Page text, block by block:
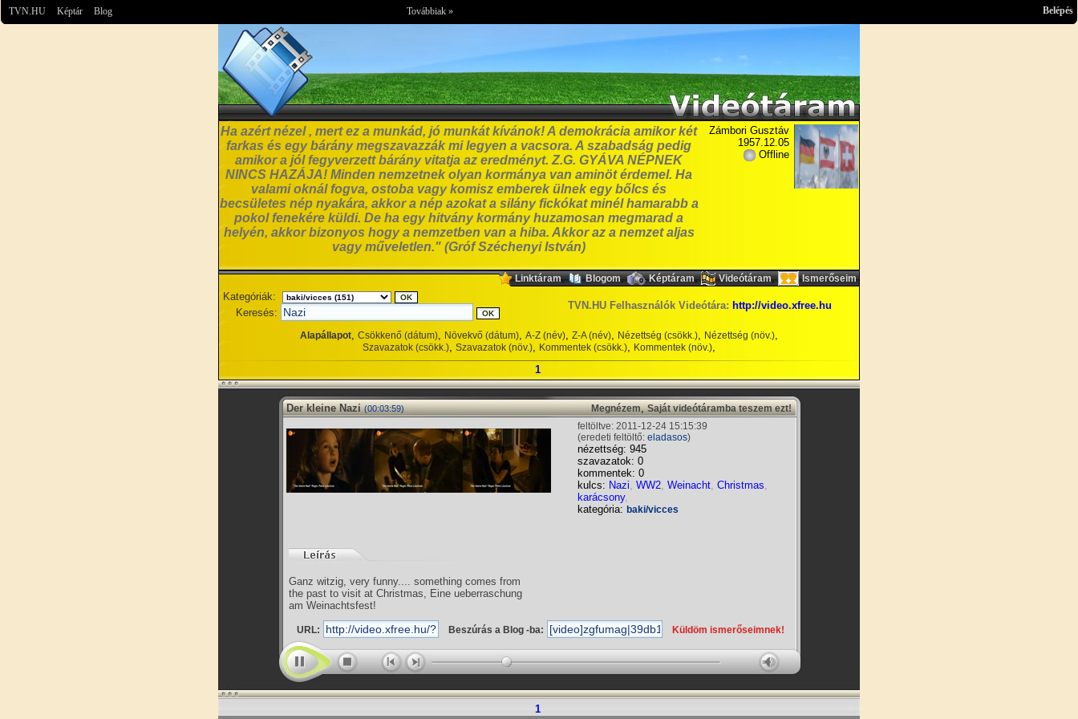
TVN.HU Képtár Blog Továbbiak » Belépés
Ha azért nézel , mert ez a munkád, jó munkát kívánok! A demokrácia amikor két
farkas és egy bárány megszavazzák mi legyen a vacsora. A szabadság pedig
amikor a jól fegyverzett bárány vitatja az eredményt. Z.G. GYÁVA NÉPNEK
NINCS HAZÁJA! Minden nemzetnek olyan kormánya van aminöt érdemel. Ha
valami oknál fogva, ostoba vagy komisz emberek ülnek egy bőlcs és
becsületes nép nyakára, akkor a nép azokat a silány fickókat minél hamarabb a
pokol fenekére küldi. De ha egy hitvány kormány huzamosan megmarad a
helyén, akkor bizonyos hogy a nemzetben van a hiba. Akkor az a nemzet aljas
vagy műveletlen." (Gróf Széchenyi István)
Zámbori Gusztáv
1957.12.05
Offline
Linktáram, Blogom, Képtáram, Videótáram, Ismerőseim
Kategóriák:
Keresés:
TVN.HU Felhasználók Videótára: http://video.xfree.hu
Alapállapot, Csökkenő (dátum), Növekvő (dátum), A-Z (név), Z-A (név), Nézettség (csökk.), Nézettség (növ.),
Szavazatok (csökk.), Szavazatok (növ.), Kommentek (csökk.), Kommentek (növ.),
1
Der kleine Nazi (00:03:59) Megnézem,Saját videótáramba teszem ezt!
feltöltve: 2011-12-24 15:15:39
(eredeti feltöltő: eladasos)
nézettség: 945
szavazatok: 0
kommentek: 0
kulcs: Nazi, WW2, Weinacht, Christmas,
karácsony,
kategória: baki/vicces
Ganz witzig, very funny.... something comes from
the past to visit at Christmas, Eine ueberraschung
am Weinachtsfest!
URL: Beszúrás a Blog -ba: Küldöm ismerőseimnek!
1